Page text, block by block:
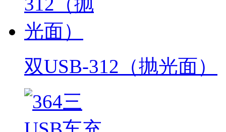
双USB-312（抛光面）